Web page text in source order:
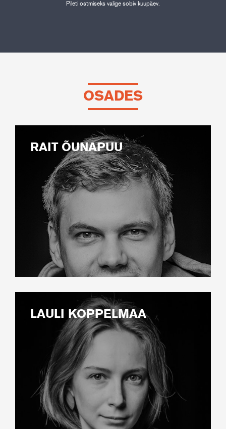
Pileti ostmiseks valige sobiv kuupäev.
OSADES
RAIT ÕUNAPUU
LAULI KOPPELMAA